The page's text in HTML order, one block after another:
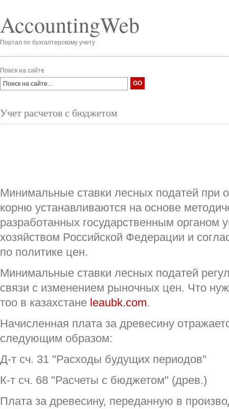
AccountingWeb
Портал по бухгалтерскому учету
Поиск на сайте
Учет расчетов с бюджетом
Минимальные ставки лесных податей при
корню устанавливаются на основе
разработанных государственным органом
хозяйством Российской Федерации и
по политике цен.
Минимальные ставки лесных податей
связи с изменением рыночных цен. Что
тоо в казахстане leaubk.com.
Начисленная плата за древесину
следующим образом:
Д-т сч. 31 "Расходы будущих периодов"
К-т сч. 68 "Расчеты с бюджетом" (древ.)
Плата за древесину, переданную в